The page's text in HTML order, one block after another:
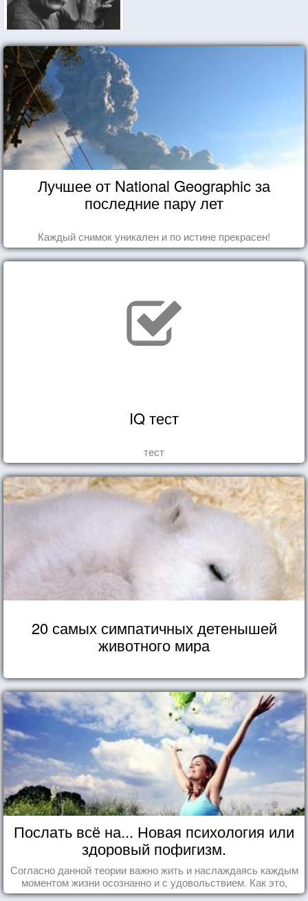
Лучшее от National Geographic за
последние пару лет
Каждый снимок уникален и по истине прекрасен!
IQ тест
тест
20 самых симпатичных детенышей
животного мира
Послать всё на... Новая психология или
здоровый пофигизм.
Согласно данной теории важно жить и наслаждаясь каждым
моментом жизни осознанно и с удовольствием. Как это,
попробуем разобраться на реальных примерах.